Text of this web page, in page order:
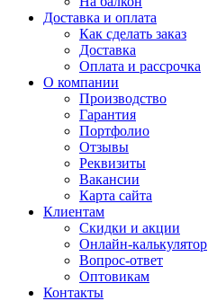
Доставка и оплата
Как сделать заказ
Доставка
Оплата и рассрочка
О компании
Производство
Гарантия
Портфолио
Отзывы
Реквизиты
Вакансии
Карта сайта
Клиентам
Скидки и акции
Онлайн-калькулятор
Вопрос-ответ
Оптовикам
Контакты